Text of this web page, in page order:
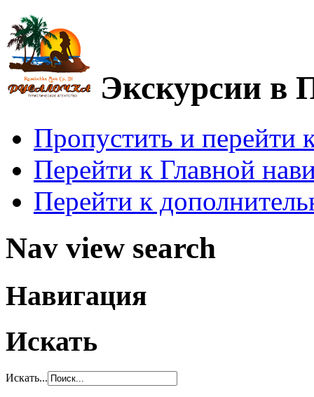
Экскурсии в
Пропустить и перейти
Перейти к Главной
Перейти к
Nav view search
Навигация
Искать
Искать...